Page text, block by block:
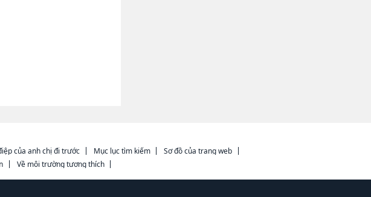
của anh chị đi trước Mục lục tìm kiếm
Sơ đồ của trang web
Về môi trường tương thích